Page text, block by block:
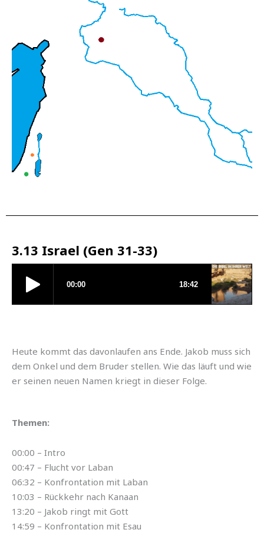
3.13 Israel (Gen 31-33)
Heute kommt das davonlaufen ans Ende. Jakob muss sich
dem Onkel und dem Bruder stellen. Wie das läuft und wie
er seinen neuen Namen kriegt in dieser Folge.
Themen:
00:00 – Intro
00:47 – Flucht vor Laban
06:32 – Konfrontation mit Laban
10:03 – Rückkehr nach Kanaan
13:20 – Jakob ringt mit Gott
14:59 – Konfrontation mit Esau